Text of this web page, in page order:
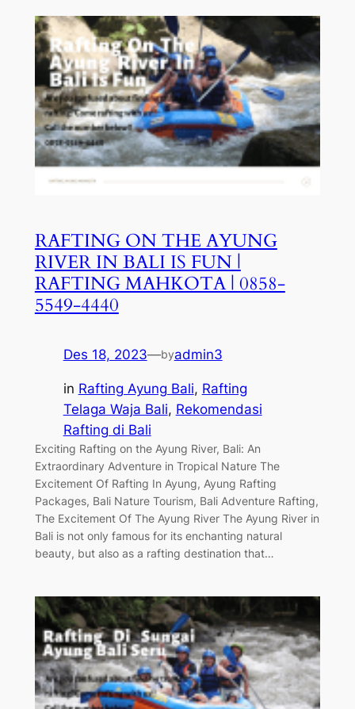
RAFTING ON THE AYUNG
RIVER IN BALI IS FUN |
RAFTING MAHKOTA | 0858-
5549-4440
Des 18, 2023—byadmin3
in Rafting Ayung Bali, Rafting
Telaga Waja Bali, Rekomendasi
Rafting di Bali
Exciting Rafting on the Ayung River, Bali: An
Extraordinary Adventure in Tropical Nature The
Excitement Of Rafting In Ayung, Ayung Rafting
Packages, Bali Nature Tourism, Bali Adventure Rafting,
The Excitement Of The Ayung River The Ayung River in
Bali is not only famous for its enchanting natural
beauty, but also as a rafting destination that…